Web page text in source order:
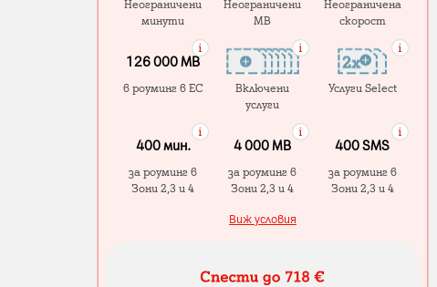
Неограничени
минути
Неограничени
MB
Неограничена
скорост
126 000 MB
в роуминг в ЕС
Включени
услуги
Услуги Select
400 мин.
за роуминг в
Зони 2,3 и 4
4 000 МB
за роуминг в
Зони 2,3 и 4
400 SMS
за роуминг в
Зони 2,3 и 4
Виж условия